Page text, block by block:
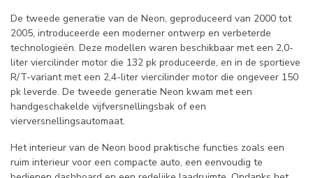
De tweede generatie van de Neon, geproduceerd van 2000 tot
2005, introduceerde een moderner ontwerp en verbeterde
technologieën. Deze modellen waren beschikbaar met een 2,0-
liter viercilinder motor die 132 pk produceerde, en in de sportieve
R/T-variant met een 2,4-liter viercilinder motor die ongeveer 150
pk leverde. De tweede generatie Neon kwam met een
handgeschakelde vijfversnellingsbak of een
vierversnellingsautomaat.
Het interieur van de Neon bood praktische functies zoals een
ruim interieur voor een compacte auto, een eenvoudig te